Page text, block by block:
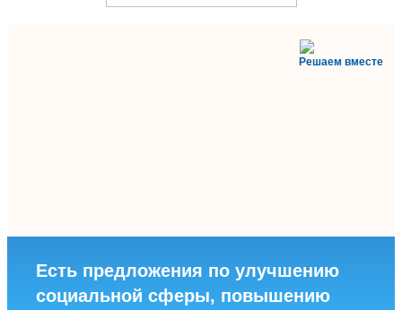
Решаем вместе
Есть предложения по улучшению
социальной сферы, повышению